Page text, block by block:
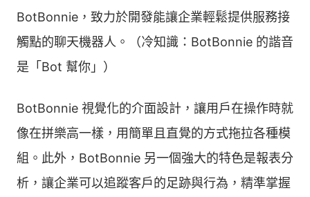
BotBonnie，致力於開發能讓企業輕鬆提供服務接
觸點的聊天機器人。（冷知識：BotBonnie 的諧音
是「Bot 幫你」）
BotBonnie 視覺化的介面設計，讓用戶在操作時就
像在拼樂高一樣，用簡單且直覺的方式拖拉各種模
組。此外，BotBonnie 另一個強大的特色是報表分
析，讓企業可以追蹤客戶的足跡與行為，精準掌握